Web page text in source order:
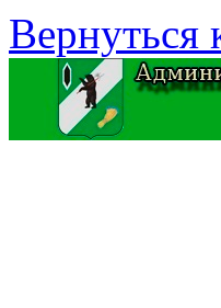
Вернуться